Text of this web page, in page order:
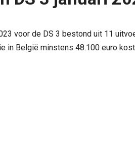
voor de DS 3 bestond uit 11
in België minstens 48.100 euro